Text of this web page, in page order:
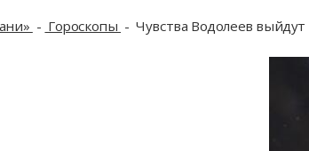
Гороскопы Чувства Водолеев